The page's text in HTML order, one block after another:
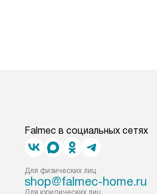
Falmec в социальных сетях
Для физических лиц
shop@falmec-home.ru
Для юридических лиц